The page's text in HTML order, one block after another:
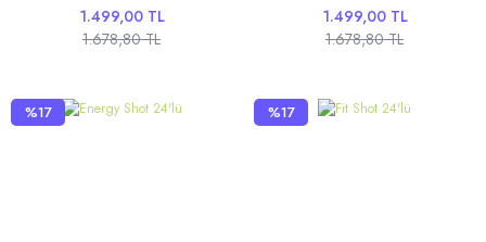
1.499,00 TL
1.678,80 TL
1.499,00 TL
1.678,80 TL
%17 %17